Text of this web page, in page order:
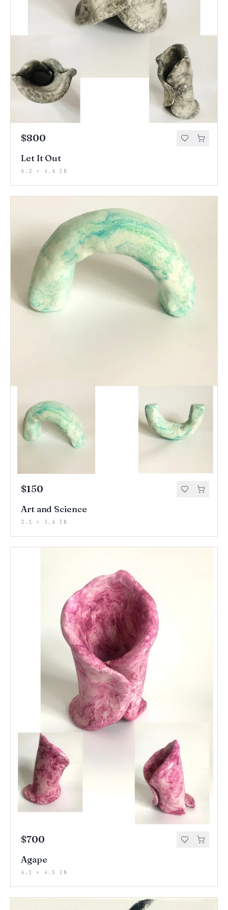
$800
Let It Out
6.2 × 4.6 IN
$150
Art and Science
2.1 × 3.6 IN
$700
Agape
6.1 × 4.5 IN